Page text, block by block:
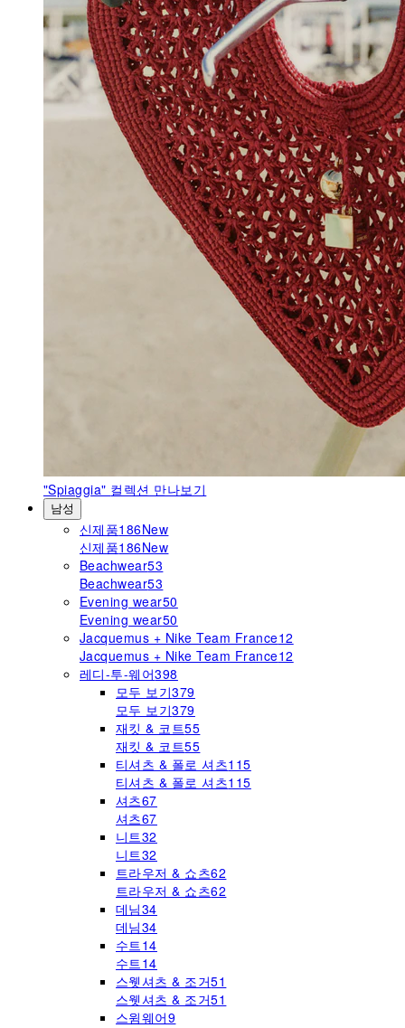
"Spiaggia" 컬렉션 만나보기
남성
신제품186New
신제품186New
Beachwear53
Beachwear53
Evening wear50
Evening wear50
Jacquemus + Nike Team France12
Jacquemus + Nike Team France12
레디-투-웨어398
모두 보기379
모두 보기379
재킷 & 코트55
재킷 & 코트55
티셔츠 & 폴로 셔츠115
티셔츠 & 폴로 셔츠115
셔츠67
셔츠67
니트32
니트32
트라우저 & 쇼츠62
트라우저 & 쇼츠62
데님34
데님34
수트14
수트14
스웻셔츠 & 조거51
스웻셔츠 & 조거51
스윔웨어9